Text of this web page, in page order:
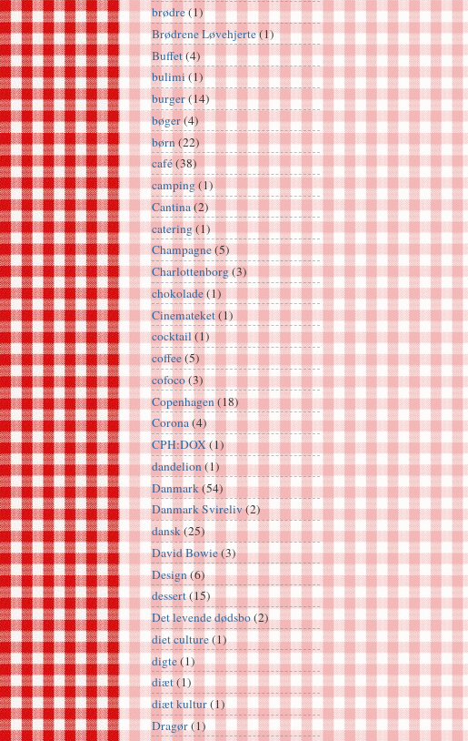
brødre(1)
Brødrene Løvehjerte(1)
Buffet(4)
bulimi(1)
burger(14)
bøger(4)
børn(22)
café(38)
camping(1)
Cantina(2)
catering(1)
Champagne(5)
Charlottenborg(3)
chokolade(1)
Cinemateket(1)
cocktail(1)
coffee(5)
cofoco(3)
Copenhagen(18)
Corona(4)
CPH:DOX(1)
dandelion(1)
Danmark(54)
Danmark Svireliv(2)
dansk(25)
David Bowie(3)
Design(6)
dessert(15)
Det levende dødsbo(2)
diet culture(1)
digte(1)
diæt(1)
diæt kultur(1)
Dragør(1)